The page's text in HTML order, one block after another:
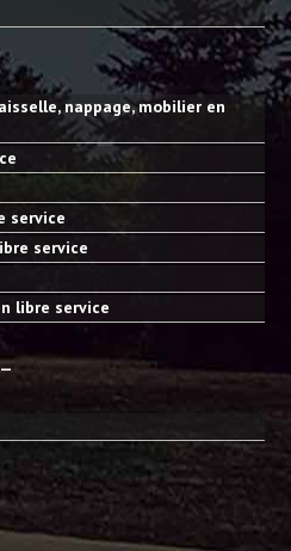
nappage, mobilier en
service
service
libre service
—